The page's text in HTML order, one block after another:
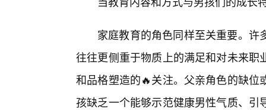
家庭教育的角色同样至关重要。
往往更侧重于物质上的满足和对未来
和品格塑造的🔥关注。父亲角色的缺
孩缺乏一个能够示范健康男性气质、